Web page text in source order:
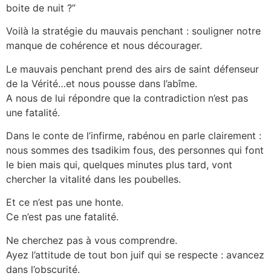
boite de nuit ?”
Voilà la stratégie du mauvais penchant : souligner notre
manque de cohérence et nous décourager.
Le mauvais penchant prend des airs de saint défenseur
de la Vérité…et nous pousse dans l’abîme.
A nous de lui répondre que la contradiction n’est pas
une fatalité.
Dans le conte de l’infirme, rabénou en parle clairement :
nous sommes des tsadikim fous, des personnes qui font
le bien mais qui, quelques minutes plus tard, vont
chercher la vitalité dans les poubelles.
Et ce n’est pas une honte.
Ce n’est pas une fatalité.
Ne cherchez pas à vous comprendre.
Ayez l’attitude de tout bon juif qui se respecte : avancez
dans l’obscurité.